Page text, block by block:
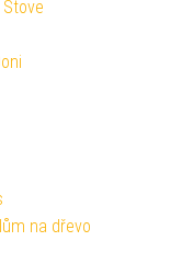
na dřevo